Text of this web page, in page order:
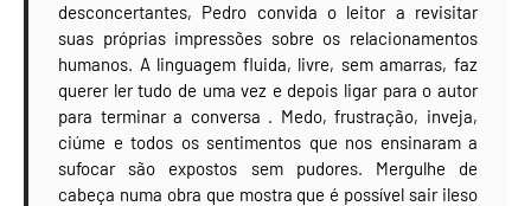
desconcertantes, Pedro convida o leitor a revisitar
suas próprias impressões sobre os relacionamentos
humanos. A linguagem fluida, livre, sem amarras, faz
querer ler tudo de uma vez e depois ligar para o autor
para terminar a conversa . Medo, frustração, inveja,
ciúme e todos os sentimentos que nos ensinaram a
sufocar são expostos sem pudores. Mergulhe de
cabeça numa obra que mostra que é possível sair ileso